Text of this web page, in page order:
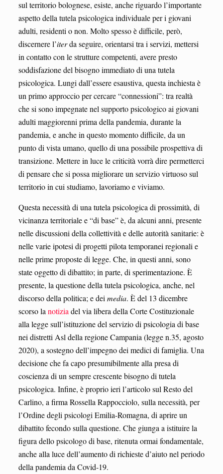
sul territorio bolognese, esiste, anche riguardo l’importante
aspetto della tutela psicologica individuale per i giovani
adulti, residenti o non. Molto spesso è difficile, però,
discernere l’iterda seguire, orientarsi tra i servizi, mettersi
in contatto con le strutture competenti, avere presto
soddisfazione del bisogno immediato di una tutela
psicologica. Lungi dall’essere esaustiva, questa inchiesta è
un primo approccio per cercare “connessioni”: tra realtà
che si sono impegnate nel supporto psicologico ai giovani
adulti maggiorenni prima della pandemia, durante la
pandemia, e anche in questo momento difficile, da un
punto di vista umano, quello di una possibile prospettiva di
transizione. Mettere in luce le criticità vorrà dire permetterci
di pensare che si possa migliorare un servizio virtuoso sul
territorio in cui studiamo, lavoriamo e viviamo.
Questa necessità di una tutela psicologica di prossimità, di
vicinanza territoriale e “di base” è, da alcuni anni, presente
nelle discussioni della collettività e delle autorità sanitarie: è
nelle varie ipotesi di progetti pilota temporanei regionali e
nelle prime proposte di legge. Che, in questi anni, sono
state oggetto di dibattito; in parte, di sperimentazione. È
presente, la questione della tutela psicologica, anche, nel
discorso della politica; e dei media. È del 13 dicembre
scorso la notizia del via libera della Corte Costituzionale
alla legge sull’istituzione del servizio di psicologia di base
nei distretti Asl della regione Campania (legge n.35, agosto
2020), a sostegno dell’impegno dei medici di famiglia. Una
decisione che fa capo presumibilmente alla presa di
coscienza di un sempre crescente bisogno di tutela
psicologica. Infine, è proprio ieri l’articolo sul Resto del
Carlino, a firma Rossella Rappocciolo, sulla necessità, per
l’Ordine degli psicologi Emilia-Romagna, di aprire un
dibattito fecondo sulla questione. Che giunga a istituire la
figura dello psicologo di base, ritenuta ormai fondamentale,
anche alla luce dell’aumento di richieste d’aiuto nel periodo
della pandemia da Covid-19.